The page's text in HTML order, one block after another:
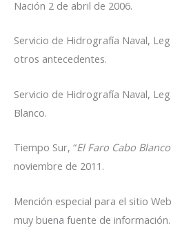
Nación 2 de abril de 2006.
Servicio de Hidrografía Naval,
otros antecedentes.
Servicio de Hidrografía Naval,
Blanco.
Tiempo Sur, “El Faro Cabo
noviembre de 2011.
Mención especial para el sitio
muy buena fuente de información.